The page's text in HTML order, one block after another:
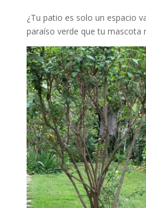
¿Tu patio es solo un espacio
paraíso verde que tu mascota